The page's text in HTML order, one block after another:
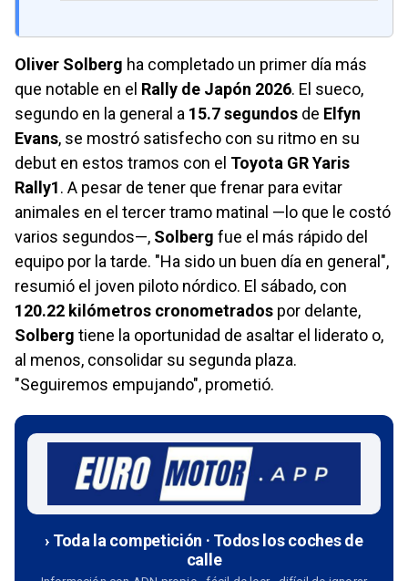
Oliver Solberg ha completado un primer día más
que notable en el Rally de Japón 2026. El sueco,
segundo en la general a 15.7 segundos de Elfyn
Evans, se mostró satisfecho con su ritmo en su
debut en estos tramos con el Toyota GR Yaris
Rally1. A pesar de tener que frenar para evitar
animales en el tercer tramo matinal —lo que le costó
varios segundos—, Solberg fue el más rápido del
equipo por la tarde. "Ha sido un buen día en general",
resumió el joven piloto nórdico. El sábado, con
120.22 kilómetros cronometrados por delante,
Solberg tiene la oportunidad de asaltar el liderato o,
al menos, consolidar su segunda plaza.
"Seguiremos empujando", prometió.
› Toda la competición · Todos los coches de
calle